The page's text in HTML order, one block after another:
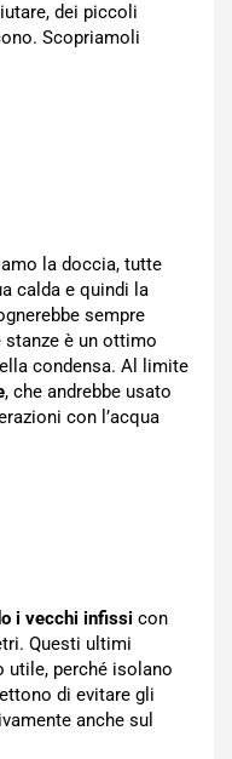
dei piccoli
Scopriamoli
la doccia, tutte
calda e quindi la
sempre
stanze è un ottimo
condensa. Al limite
, che andrebbe usato
con l’acqua
i vecchi infissi con
Questi ultimi
utile, perché isolano
di evitare gli
anche sul